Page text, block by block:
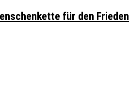
für den Frieden